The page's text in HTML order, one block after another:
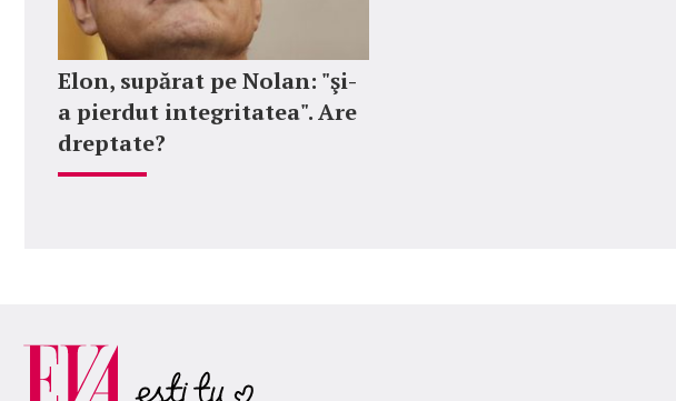
Elon, supărat pe Nolan: "şi-
a pierdut integritatea". Are
dreptate?